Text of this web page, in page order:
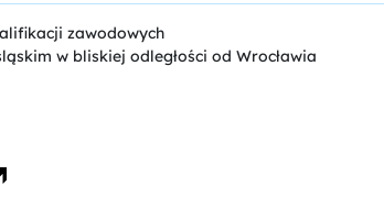
zawodowych
w bliskiej odległości od Wrocławia